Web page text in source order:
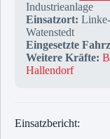
Industrieanlage
Einsatzort:
Watenstedt
Eingesetzte
Weitere Kräfte:
Hallendorf
Einsatzbericht: